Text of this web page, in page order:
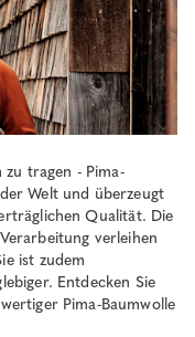
tragen - Pima-
Welt und überzeugt
Qualität. Die
verleihen
ist zudem
Entdecken Sie
Pima-Baumwolle